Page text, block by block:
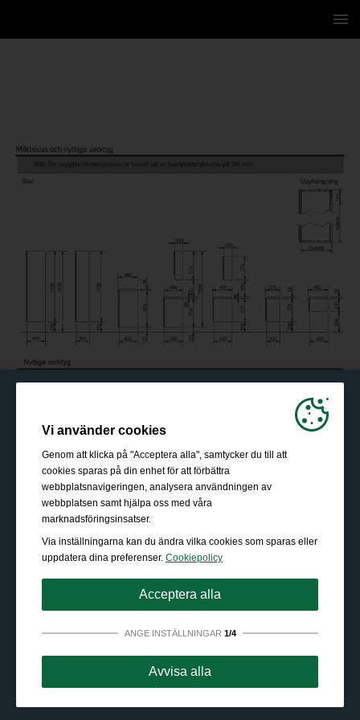
Vi använder cookies
Genom att klicka på "Acceptera alla", samtycker du till att
cookies sparas på din enhet för att förbättra
webbplatsnavigeringen, analysera användningen av
webbplatsen samt hjälpa oss med våra
marknadsföringsinsatser.
Via inställningarna kan du ändra vilka cookies som sparas eller
uppdatera dina preferenser. Cookiepolicy
Acceptera alla
ANGE INSTÄLLNINGAR 1/4
Absolut nödvändigt:Dessa cookies behövs för att
Avvisa alla